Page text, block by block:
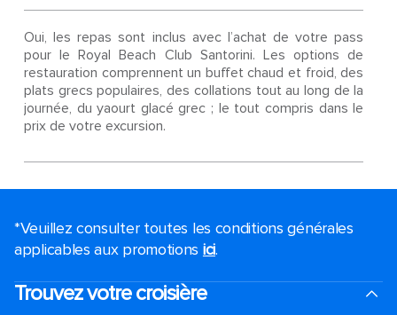
Oui, les repas sont inclus avec l’achat de votre pass
pour le Royal Beach Club Santorini. Les options de
restauration comprennent un buffet chaud et froid, des
plats grecs populaires, des collations tout au long de la
journée, du yaourt glacé grec ; le tout compris dans le
prix de votre excursion.
*Veuillez consulter toutes les conditions générales
applicables aux promotions ici.
Trouvez votre croisière